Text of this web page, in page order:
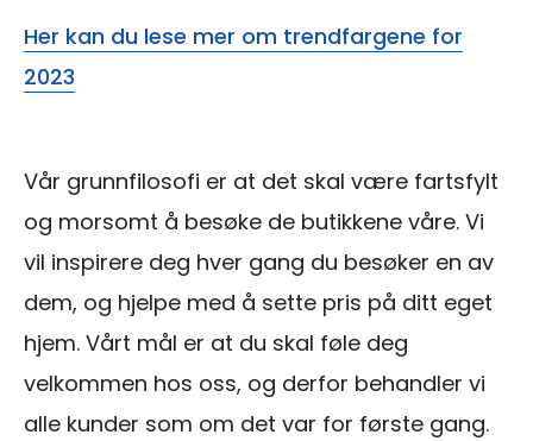
Her kan du lese mer om trendfargene for
2023
Vår grunnfilosofi er at det skal være fartsfylt
og morsomt å besøke de butikkene våre. Vi
vil inspirere deg hver gang du besøker en av
dem, og hjelpe med å sette pris på ditt eget
hjem. Vårt mål er at du skal føle deg
velkommen hos oss, og derfor behandler vi
alle kunder som om det var for første gang.